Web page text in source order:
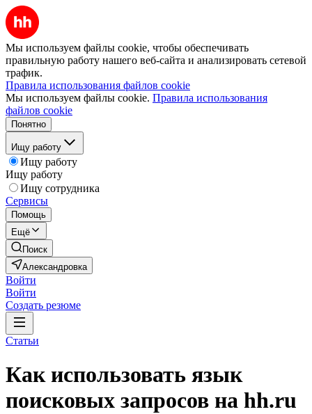
Мы используем файлы cookie, чтобы обеспечивать
правильную работу нашего веб-сайта и анализировать сетевой
трафик.
Правила использования файлов cookie
Мы используем файлы cookie. Правила использования
файлов cookie
Понятно
Ищу работу
Ищу работу
Ищу работу
Ищу сотрудника
Сервисы
Помощь
Ещё
Поиск
Александровка
Войти
Войти
Создать резюме
Статьи
Как использовать язык
поисковых запросов на hh.ru